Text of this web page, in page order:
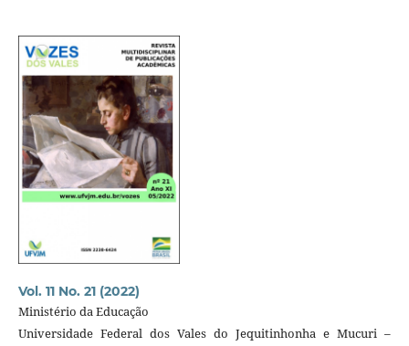
Vol. 11 No. 21 (2022)
Ministério da Educação
Universidade Federal dos Vales do Jequitinhonha e Mucuri –